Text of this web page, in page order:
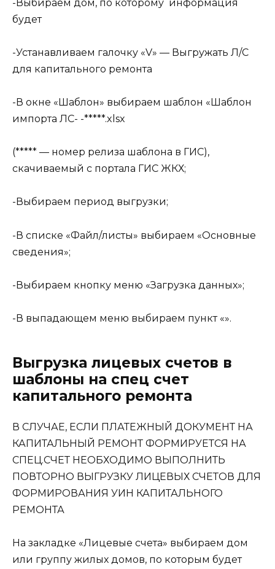
-Выбираем дом, по которому информация
будет
-Устанавливаем галочку «V» — Выгружать Л/С
для капитального ремонта
-В окне «Шаблон» выбираем шаблон «Шаблон
импорта ЛС- -*****.xlsx
(***** — номер релиза шаблона в ГИС),
скачиваемый с портала ГИС ЖКХ;
-Выбираем период выгрузки;
-В списке «Файл/листы» выбираем «Основные
сведения»;
-Выбираем кнопку меню «Загрузка данных»;
-В выпадающем меню выбираем пункт «».
Выгрузка лицевых счетов в
шаблоны на спец счет
капитального ремонта
В СЛУЧАЕ, ЕСЛИ ПЛАТЕЖНЫЙ ДОКУМЕНТ НА
КАПИТАЛЬНЫЙ РЕМОНТ ФОРМИРУЕТСЯ НА
СПЕЦ.СЧЕТ НЕОБХОДИМО ВЫПОЛНИТЬ
ПОВТОРНО ВЫГРУЗКУ ЛИЦЕВЫХ СЧЕТОВ ДЛЯ
ФОРМИРОВАНИЯ УИН КАПИТАЛЬНОГО
РЕМОНТА
На закладке «Лицевые счета» выбираем дом
или группу жилых домов, по которым будет